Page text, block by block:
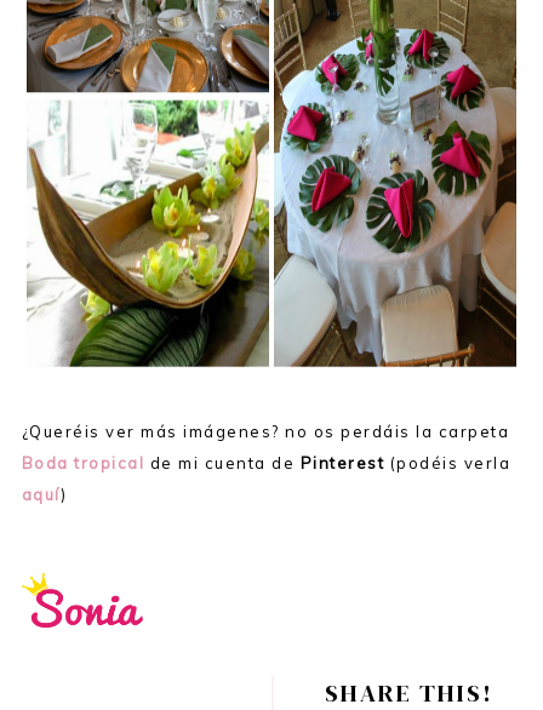
¿Queréis ver más imágenes? no os perdáis la carpeta
Boda tropical de mi cuenta de Pinterest (podéis verla
aquí)
SHARE THIS!